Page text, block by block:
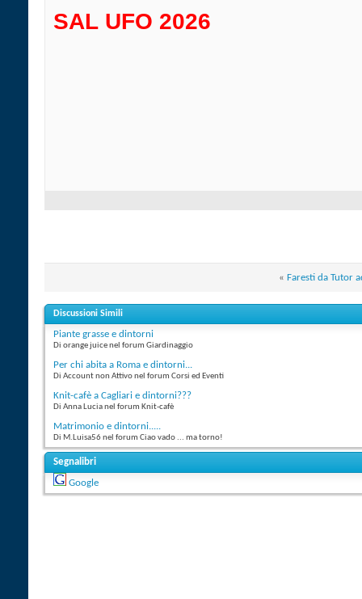
SAL UFO 2026
« Faresti da Tutor
Discussioni Simili
Piante grasse e dintorni
Di orange juice nel forum Giardinaggio
Per chi abita a Roma e dintorni...
Di Account non Attivo nel forum Corsi ed Eventi
Knit-cafè a Cagliari e dintorni???
Di Anna Lucia nel forum Knit-cafè
Matrimonio e dintorni.....
Di M.Luisa56 nel forum Ciao vado ... ma torno!
Segnalibri
Google